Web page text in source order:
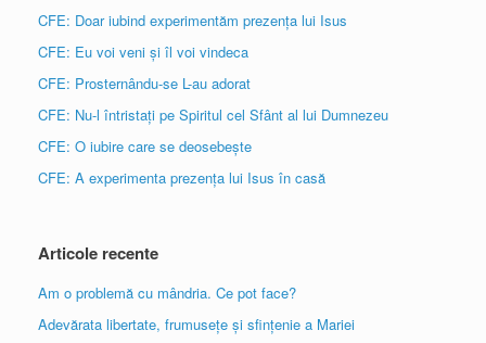
CFE: Doar iubind experimentăm prezența lui Isus
CFE: Eu voi veni și îl voi vindeca
CFE: Prosternându-se L-au adorat
CFE: Nu-l întristați pe Spiritul cel Sfânt al lui Dumnezeu
CFE: O iubire care se deosebește
CFE: A experimenta prezența lui Isus în casă
Articole recente
Am o problemă cu mândria. Ce pot face?
Adevărata libertate, frumusețe și sfințenie a Mariei